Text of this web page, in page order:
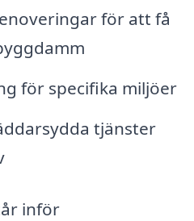
för att få
för specifika miljöer
tjänster
inför